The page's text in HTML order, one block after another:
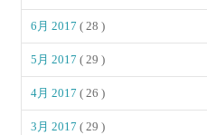
6月 2017( 28 )
5月 2017( 29 )
4月 2017( 26 )
3月 2017( 29 )